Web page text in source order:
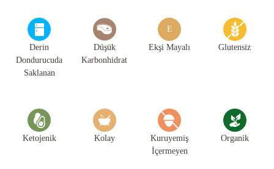
Derin
Dondurucuda
Saklanan
Düşük
Karbonhidrat
E
Ekşi Mayalı Glutensiz
Ketojenik Kolay
Kuruyemiş
İçermeyen
Organik